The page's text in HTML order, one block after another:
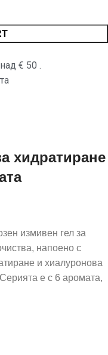
€ 50 .
хидратиране
измивен гел за
напоено с
и хиалуронова
е с 6 аромата,